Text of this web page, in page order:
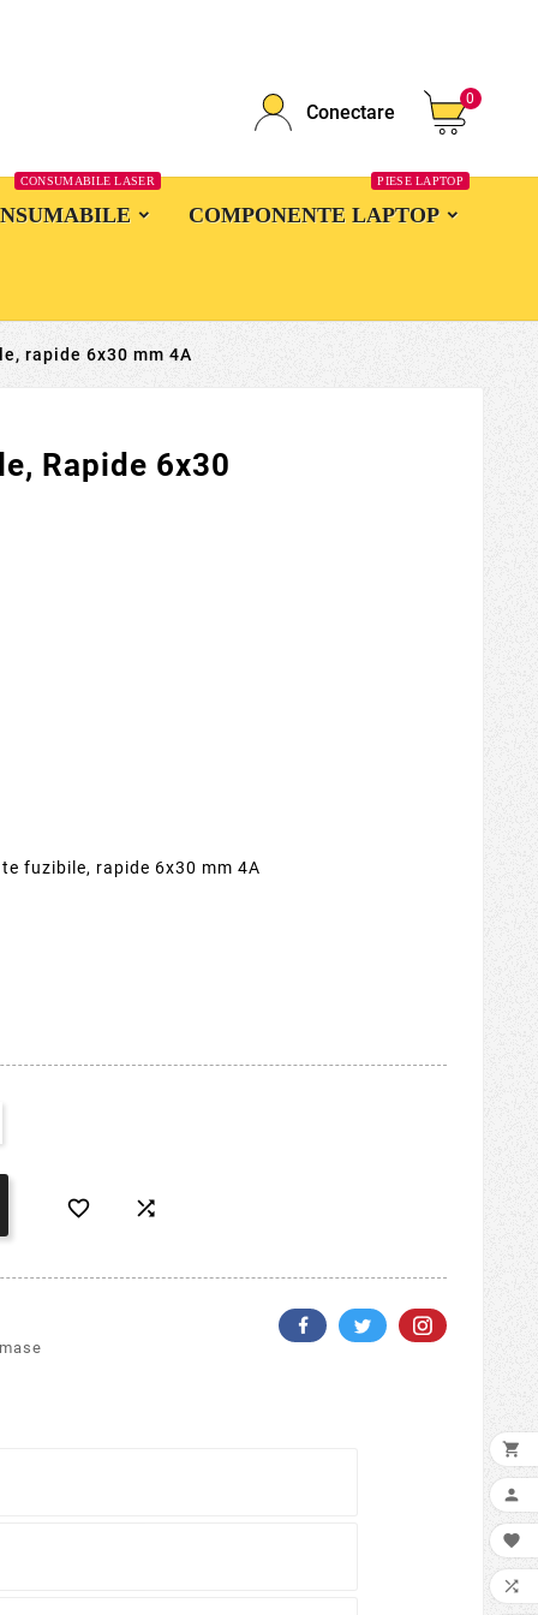
Conectare
0
CONSUMABILE LASER
COMPONENTE LAPTOP
PIESE LAPTOP
rapide 6x30 mm 4A
Rapide 6x30
fuzibile, rapide 6x30 mm 4A
 



